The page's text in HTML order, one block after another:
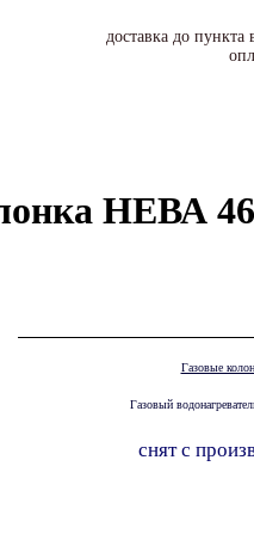
доставка до
НЕВА
Газовые
Газовый
снят с